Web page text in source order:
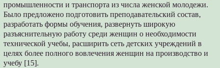
промышленности и транспорта из числа женской молодежи.
Было предложено подготовить преподавательский состав,
разработать формы обучения, развернуть широкую
разъяснительную работу среди женщин о необходимости
технической учебы, расширить сеть детских учреждений в
целях более полного вовлечения женщин на производство и
учебу [15].